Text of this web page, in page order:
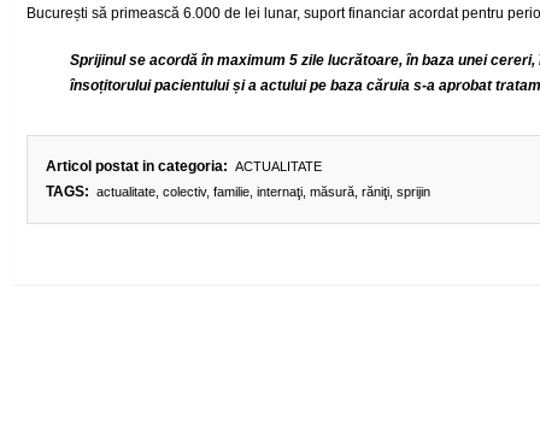
București să primească 6.000 de lei lunar, suport financiar acordat pentru
Sprijinul se acordă în maximum 5 zile lucrătoare, în baza unei
însoțitorului pacientului și a actului pe baza căruia s-a aprobat
Articol postat in categoria: ACTUALITATE
TAGS: actualitate, colectiv, familie, internaţi, măsură, răniţi, sprijin